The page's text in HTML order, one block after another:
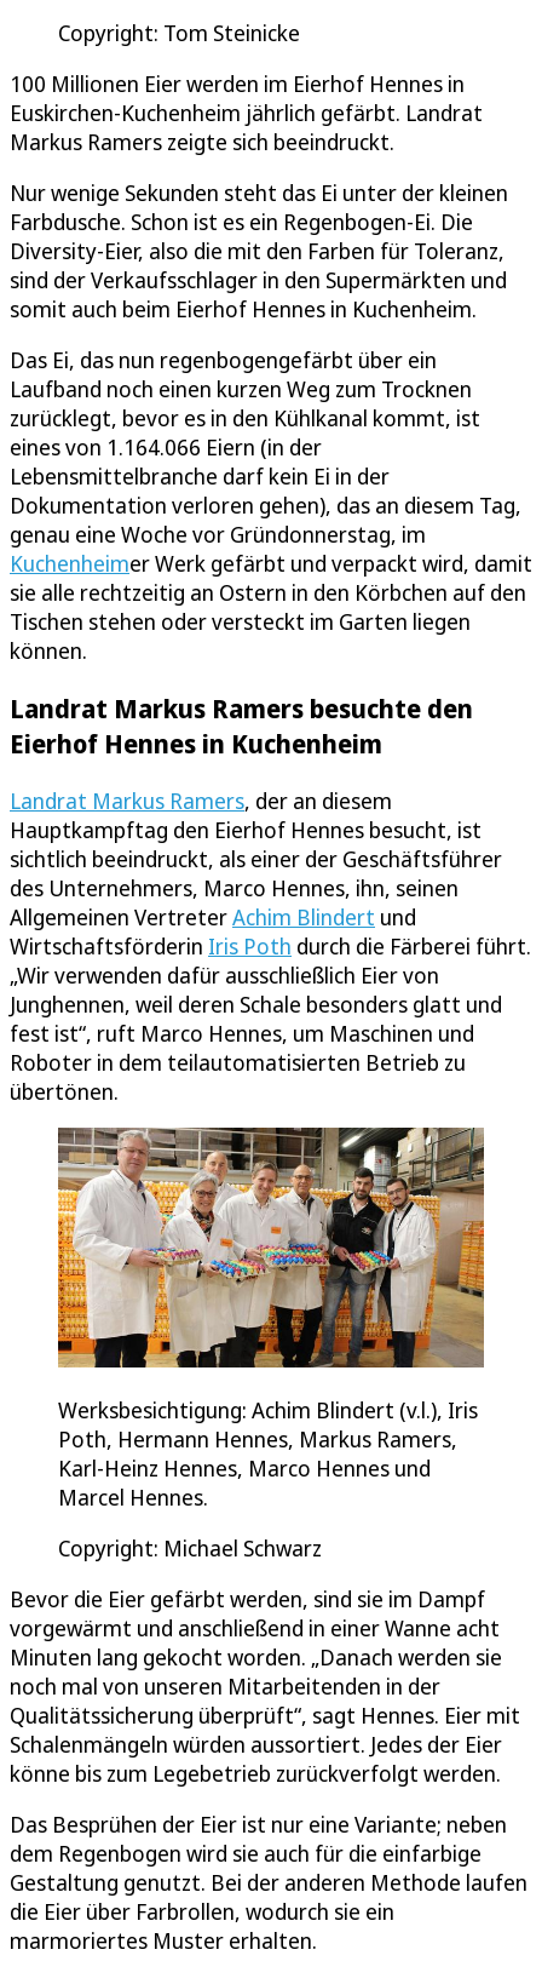
Copyright: Tom Steinicke
100 Millionen Eier werden im Eierhof Hennes in
Euskirchen-Kuchenheim jährlich gefärbt. Landrat
Markus Ramers zeigte sich beeindruckt.
Nur wenige Sekunden steht das Ei unter der kleinen
Farbdusche. Schon ist es ein Regenbogen-Ei. Die
Diversity-Eier, also die mit den Farben für Toleranz,
sind der Verkaufsschlager in den Supermärkten und
somit auch beim Eierhof Hennes in Kuchenheim.
Das Ei, das nun regenbogengefärbt über ein
Laufband noch einen kurzen Weg zum Trocknen
zurücklegt, bevor es in den Kühlkanal kommt, ist
eines von 1.164.066 Eiern (in der
Lebensmittelbranche darf kein Ei in der
Dokumentation verloren gehen), das an diesem Tag,
genau eine Woche vor Gründonnerstag, im
Kuchenheimer Werk gefärbt und verpackt wird, damit
sie alle rechtzeitig an Ostern in den Körbchen auf den
Tischen stehen oder versteckt im Garten liegen
können.
Landrat Markus Ramers besuchte den
Eierhof Hennes in Kuchenheim
Landrat Markus Ramers, der an diesem
Hauptkampftag den Eierhof Hennes besucht, ist
sichtlich beeindruckt, als einer der Geschäftsführer
des Unternehmers, Marco Hennes, ihn, seinen
Allgemeinen VertreterAchim Blindert und
Wirtschaftsförderin Iris Poth durch die Färberei führt.
„Wir verwenden dafür ausschließlich Eier von
Junghennen, weil deren Schale besonders glatt und
fest ist“, ruft Marco Hennes, um Maschinen und
Roboter in dem teilautomatisierten Betrieb zu
übertönen.
Werksbesichtigung: Achim Blindert (v.l.), Iris
Poth, Hermann Hennes, Markus Ramers,
Karl-Heinz Hennes, Marco Hennes und
Marcel Hennes.
Copyright: Michael Schwarz
Bevor die Eier gefärbt werden, sind sie im Dampf
vorgewärmt und anschließend in einer Wanne acht
Minuten lang gekocht worden. „Danach werden sie
noch mal von unseren Mitarbeitenden in der
Qualitätssicherung überprüft“, sagt Hennes. Eier mit
Schalenmängeln würden aussortiert. Jedes der Eier
könne bis zum Legebetrieb zurückverfolgt werden.
Das Besprühen der Eier ist nur eine Variante; neben
dem Regenbogen wird sie auch für die einfarbige
Gestaltung genutzt. Bei der anderen Methode laufen
die Eier über Farbrollen, wodurch sie ein
marmoriertes Muster erhalten.